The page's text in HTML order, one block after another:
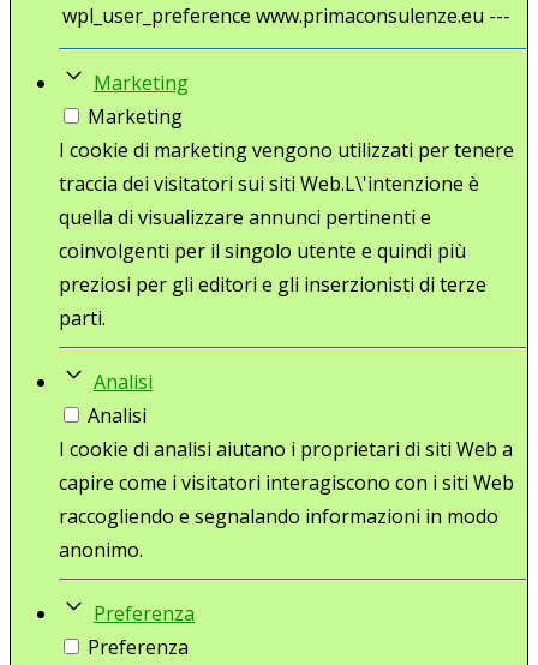
wpl_user_preference www.primaconsulenze.eu ---
Marketing
Marketing
I cookie di marketing vengono utilizzati per tenere
traccia dei visitatori sui siti Web.L\'intenzione è
quella di visualizzare annunci pertinenti e
coinvolgenti per il singolo utente e quindi più
preziosi per gli editori e gli inserzionisti di terze
parti.
Analisi
Analisi
I cookie di analisi aiutano i proprietari di siti Web a
capire come i visitatori interagiscono con i siti Web
raccogliendo e segnalando informazioni in modo
anonimo.
Preferenza
Preferenza